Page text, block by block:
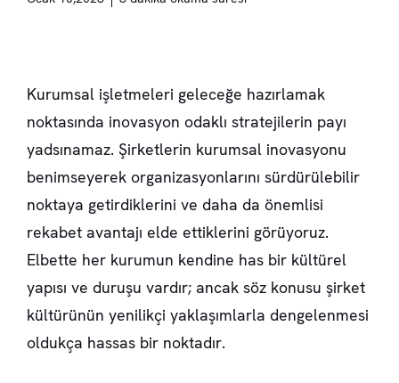
Kurumsal işletmeleri geleceğe hazırlamak
noktasında inovasyon odaklı stratejilerin payı
yadsınamaz. Şirketlerin kurumsal inovasyonu
benimseyerek organizasyonlarını sürdürülebilir
noktaya getirdiklerini ve daha da önemlisi
rekabet avantajı elde ettiklerini görüyoruz.
Elbette her kurumun kendine has bir kültürel
yapısı ve duruşu vardır; ancak söz konusu şirket
kültürünün yenilikçi yaklaşımlarla dengelenmesi
oldukça hassas bir noktadır.